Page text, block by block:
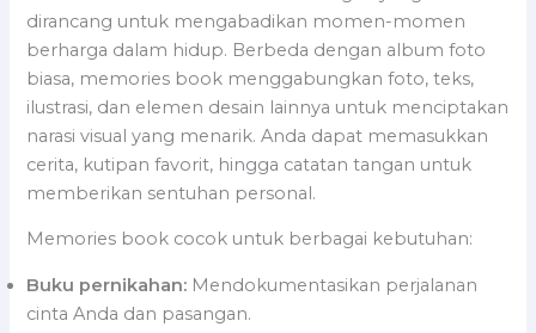
dirancang untuk mengabadikan momen-momen
berharga dalam hidup. Berbeda dengan album foto
biasa, memories book menggabungkan foto, teks,
ilustrasi, dan elemen desain lainnya untuk menciptakan
narasi visual yang menarik. Anda dapat memasukkan
cerita, kutipan favorit, hingga catatan tangan untuk
memberikan sentuhan personal.
Memories book cocok untuk berbagai kebutuhan:
Buku pernikahan: Mendokumentasikan perjalanan
cinta Anda dan pasangan.